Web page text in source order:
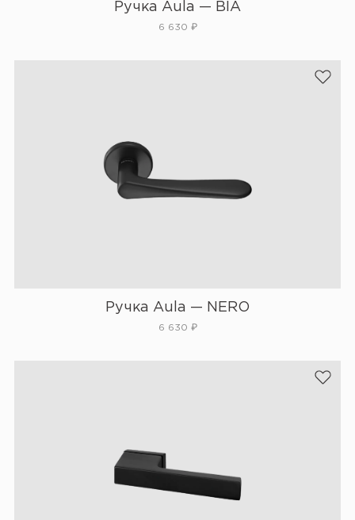
Ручка Aula — BIA
6 630 ₽
Ручка Aula — NERO
6 630 ₽